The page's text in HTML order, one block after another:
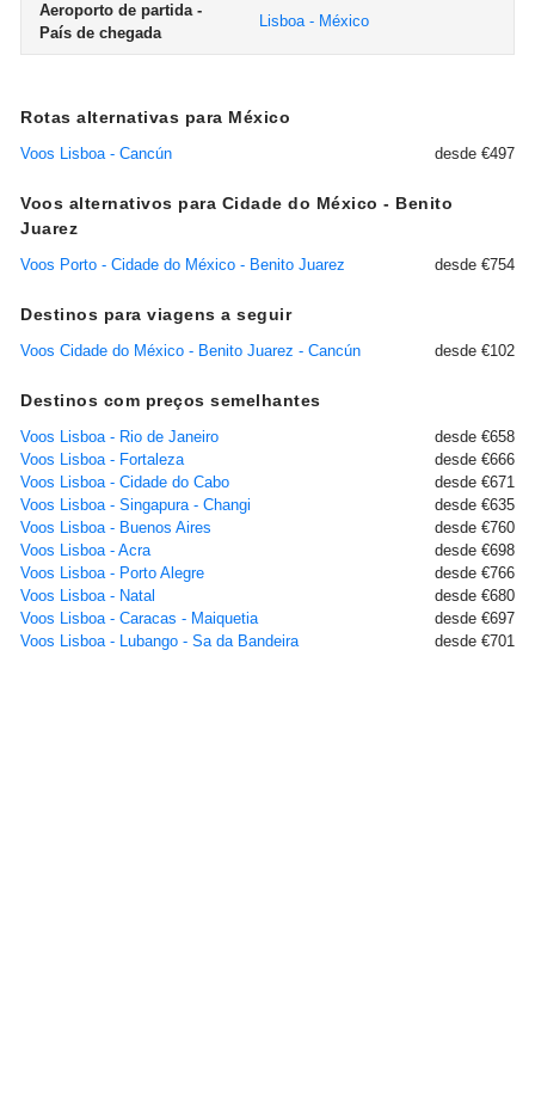
Aeroporto de partida -
País de chegada
Lisboa - México
Rotas alternativas para México
Voos Lisboa - Cancún desde €497
Voos alternativos para Cidade do México - Benito
Juarez
Voos Porto - Cidade do México - Benito Juarez desde €754
Destinos para viagens a seguir
Voos Cidade do México - Benito Juarez - Cancún desde €102
Destinos com preços semelhantes
Voos Lisboa - Rio de Janeiro
desde €658
Voos Lisboa - Fortaleza
desde €666
Voos Lisboa - Cidade do Cabo
desde €671
Voos Lisboa - Singapura - Changi
desde €635
Voos Lisboa - Buenos Aires
desde €760
Voos Lisboa - Acra
desde €698
Voos Lisboa - Porto Alegre
desde €766
Voos Lisboa - Natal
desde €680
Voos Lisboa - Caracas - Maiquetia
desde €697
Voos Lisboa - Lubango - Sa da Bandeira
desde €701